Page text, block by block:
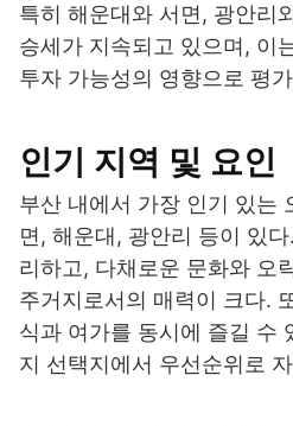
특히 해운대와 서면, 광안리
승세가 지속되고 있으며, 이
투자 가능성의 영향으로 평
인기 지역 및 요인
부산 내에서 가장 인기 있는
면, 해운대, 광안리 등이 있
리하고, 다채로운 문화와 오
주거지로서의 매력이 크다.
식과 여가를 동시에 즐길 수
지 선택지에서 우선순위로